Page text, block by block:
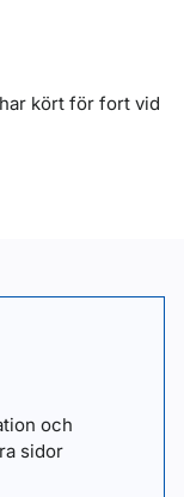
kört för fort vid
och
sidor